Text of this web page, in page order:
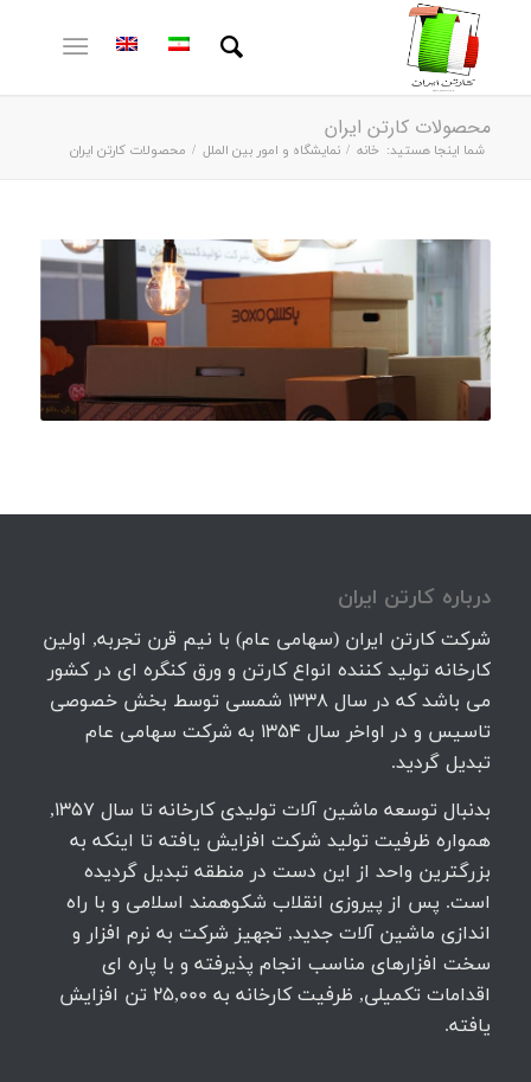
محصولات کارتن ایران
شما اینجا هستید: خانه / نمایشگاه و امور بین الملل / محصولات کارتن ایران
درباره كارتن ايران
شرکت کارتن ایران (سهامی عام) با نیم قرن تجربه, اولین
کارخانه تولید کننده انواع کارتن و ورق کنگره ای در کشور
می باشد که در سال 1338 شمسی توسط بخش خصوصی
تاسیس و در اواخر سال 1354 به شرکت سهامی عام
تبدیل گردید.
بدنبال توسعه ماشین آلات تولیدی کارخانه تا سال 1357,
همواره ظرفیت تولید شرکت افزایش یافته تا اینکه به
بزرگترین واحد از این دست در منطقه تبدیل گردیده
است. پس از پیروزی انقلاب شکوهمند اسلامی و با راه
اندازی ماشین آلات جدید, تجهیز شرکت به نرم افزار و
سخت افزارهای مناسب انجام پذیرفته و با پاره ای
اقدامات تکمیلی, ظرفیت کارخانه به 25,000 تن افزایش
یافته.